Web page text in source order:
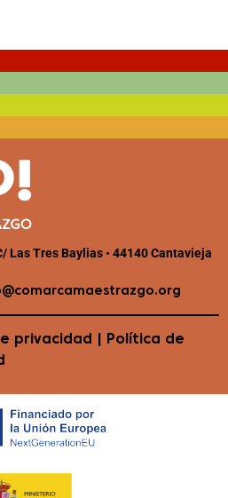
Las Tres Baylias • 44140 Cantavieja
privacidad
Política de